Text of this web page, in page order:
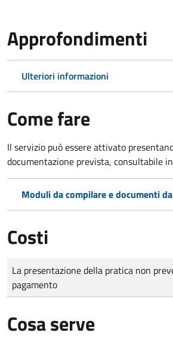
Approfondimenti
Ulteriori informazioni
Come fare
Il servizio può essere attivato
documentazione prevista, consultabile
Moduli da compilare e documenti
Costi
Tipo di pagamento
Importo
La presentazione della pratica non
pagamento
Cosa serve